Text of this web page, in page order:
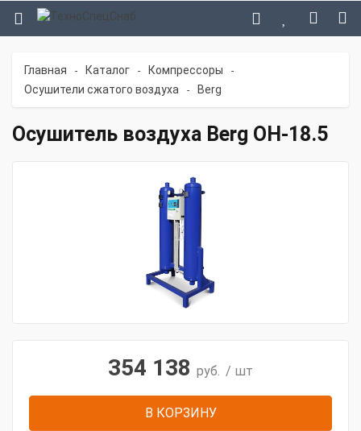
Главная - Каталог - Компрессоры -
Осушители сжатого воздуха - Berg
Осушитель воздуха Berg ОН-18.5
354 138 руб. / шт
В КОРЗИНУ